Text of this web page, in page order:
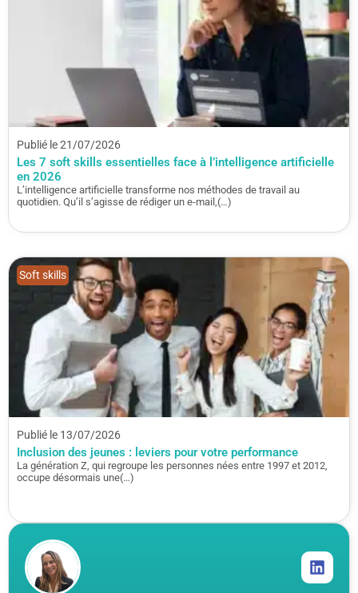
Publié le 21/07/2026
Les 7 soft skills essentielles face à l’intelligence artificielle
en 2026
L’intelligence artificielle transforme nos méthodes de travail au
quotidien. Qu’il s’agisse de rédiger un e-mail,(…)
Publié le 13/07/2026
Inclusion des jeunes : leviers pour votre performance
La génération Z, qui regroupe les personnes nées entre 1997 et 2012,
occupe désormais une(…)
Soft skills